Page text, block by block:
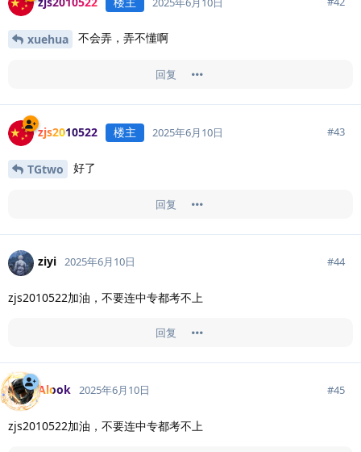
xuehua 不会弄，弄不懂啊
回复
zjs2010522 楼主 2025年6月10日 #43
TGtwo 好了
回复
ziyi 2025年6月10日 #44
zjs2010522加油，不要连中专都考不上
回复
Alook 2025年6月10日 #45
zjs2010522加油，不要连中专都考不上